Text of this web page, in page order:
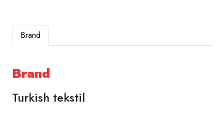
Brand
Brand
Turkish tekstil